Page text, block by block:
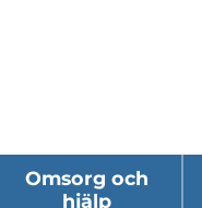
Omsorg och
hjälp